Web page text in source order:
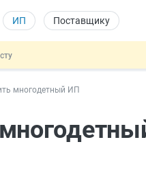
ИП Поставщику
#кадровику
многодетный ИП